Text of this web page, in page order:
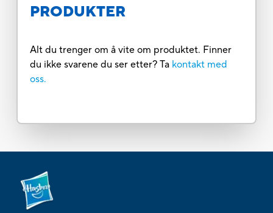
PRODUKTER
Alt du trenger om å vite om produktet. Finner
du ikke svarene du ser etter? Ta kontakt med
oss.